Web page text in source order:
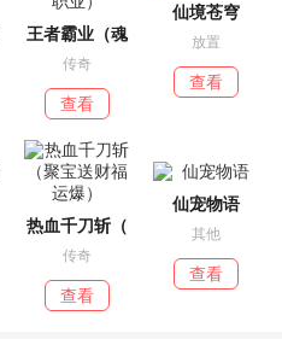
王者霸业（魂
传奇
查看
仙境苍穹
放置
查看
热血千刀斩（
传奇
查看
仙宠物语
其他
查看